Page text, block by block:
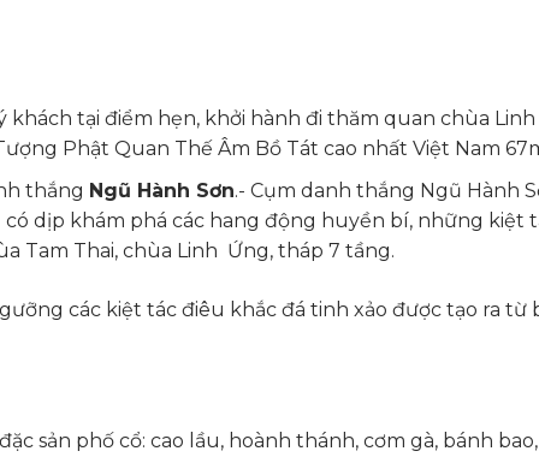
khách tại điểm hẹn, khởi hành đi thăm quan chùa
Phật Quan Thế Âm Bồ Tát cao nhất Việt Nam
thắng Ngũ Hành Sơn.- Cụm danh thắng Ngũ Hành
có dịp khám phá các hang động huyền bí, những
Tam Thai, chùa Linh Ứng, tháp 7 tầng.
các kiệt tác điêu khắc đá tinh xảo được tạo ra từ
sản phố cổ: cao lầu, hoành thánh, cơm gà, bánh